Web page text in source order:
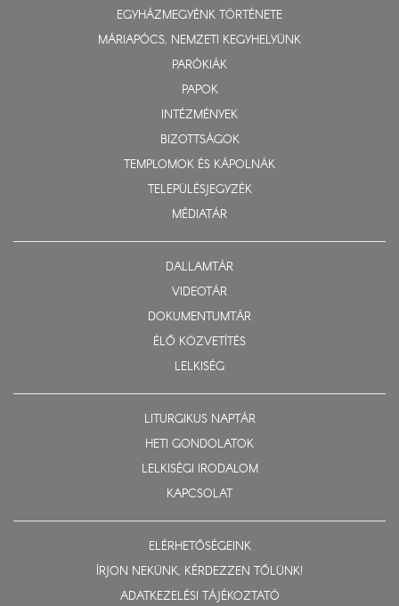
EGYHÁZMEGYÉNK TÖRTÉNETE
MÁRIAPÓCS, NEMZETI KEGYHELYÜNK
PARÓKIÁK
PAPOK
INTÉZMÉNYEK
BIZOTTSÁGOK
TEMPLOMOK ÉS KÁPOLNÁK
TELEPÜLÉSJEGYZÉK
MÉDIATÁR
DALLAMTÁR
VIDEOTÁR
DOKUMENTUMTÁR
ÉLŐ KÖZVETÍTÉS
LELKISÉG
LITURGIKUS NAPTÁR
HETI GONDOLATOK
LELKISÉGI IRODALOM
KAPCSOLAT
ELÉRHETŐSÉGEINK
ÍRJON NEKÜNK, KÉRDEZZEN TŐLÜNK!
ADATKEZELÉSI TÁJÉKOZTATÓ